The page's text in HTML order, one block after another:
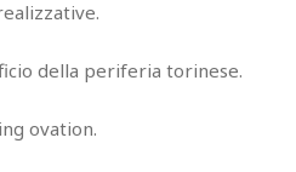
della periferia torinese.
ovation.